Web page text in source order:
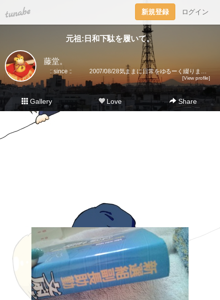
tuna.be 新規登録 ログイン
元祖:日和下駄を履いて。
藤堂。
:: since :: 2007/08/28気ままに日常をゆるーく綴ります。▼趣味丸出し。▼トラベラーズノート愛好家。 →書籍に一部載せていただきました★(奇跡)▼小さいノート活用術▼FLEXNOTEも活用しています。▼他、手帳・文房具大好き。▼2018に都内→田舎に移住。▼プラ板・レジン・手芸などハンドメイドをたまに▼メインはインスタです。
[View profile]
Gallery Love Share